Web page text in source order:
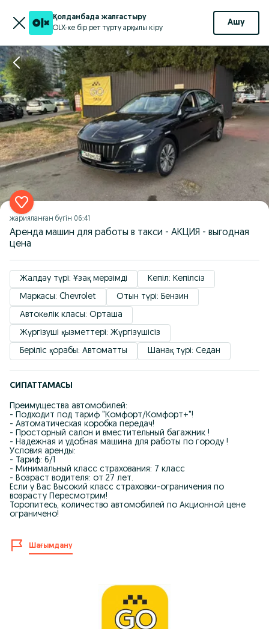
Қолданбада жалғастыру
OLX-ке бір рет түрту арқылы кіру
Ашу
жарияланған бүгін 06:41
Аренда машин для работы в такси - АКЦИЯ - выгодная
цена
Жалдау түрі: Ұзақ мерзімді
Кепіл: Кепілсіз
Маркасы: Chevrolet
Отын түрі: Бензин
Автокөлік класы: Орташа
Жүргізуші қызметтері: Жүргізушісіз
Беріліс қорабы: Автоматты
Шанақ түрі: Седан
СИПАТТАМАСЫ
Преимущества автомобилей:
- Подходит под тариф "Комфорт/Комфорт+"!
- Автоматическая коробка передач!
- Просторный салон и вместительный багажник !
- Надежная и удобная машина для работы по городу !
Условия аренды:
- Тариф: 6/1
- Минимальный класс страхования: 7 класс
- Возраст водителя: от 27 лет.
Если у Вас Высокий класс страховки-ограничения по
возрасту Пересмотрим!
Торопитесь, количество автомобилей по Акционной цене
ограничено!
Шағымдану